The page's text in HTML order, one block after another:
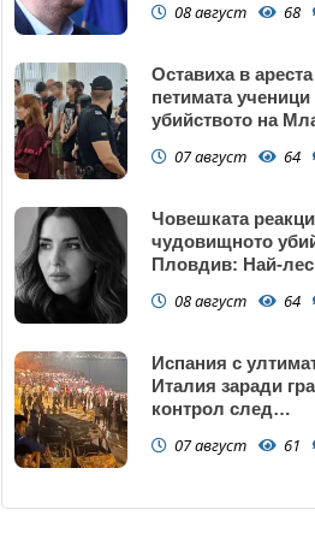
крадецът вика
08 август 68
Оставиха в ареста
петимата ученици
убийството на
час, гаврили се с
07 август 64
Човешката
чудовищното
Пловдив: Най-
и да си кажем
никога"
08 август 64
Испания с
Италия заради
контрол след
07 август 61